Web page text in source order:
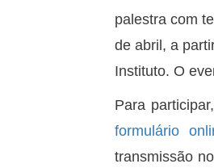
palestra com
de abril, a
Instituto. O
Para
formulário
transmissão